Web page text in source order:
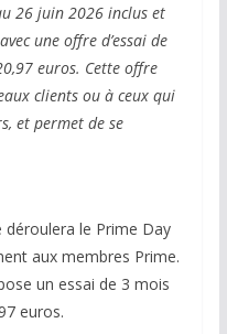
26 juin 2026 inclus et
une offre d’essai de
euros. Cette offre
clients ou à ceux qui
et permet de se
déroulera le Prime Day
aux membres Prime.
un essai de 3 mois
euros.